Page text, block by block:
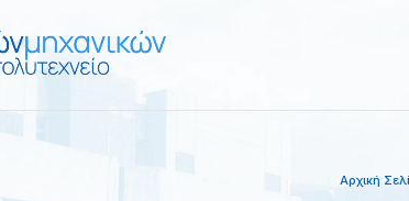
Αρχική